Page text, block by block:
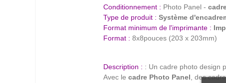
Conditionnement : Photo Panel -
Type de produit : Système
Format minimum de l'imprimante :
Format : 8x8pouces (203 x 203mm)
Description : : Un cadre photo design
Avec le cadre Photo Panel , des